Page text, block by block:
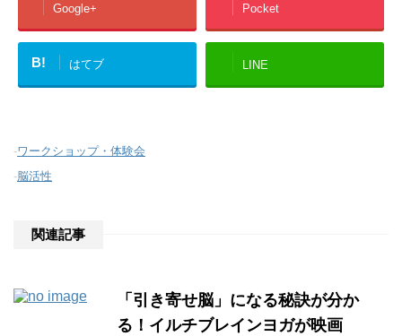
Google+ Pocket
B! はてブ LINE
-ワークショップ・体験会
-脳活性
関連記事
「引き寄せ脳」になる秘訣が分か
る！イルチブレインヨガが映画